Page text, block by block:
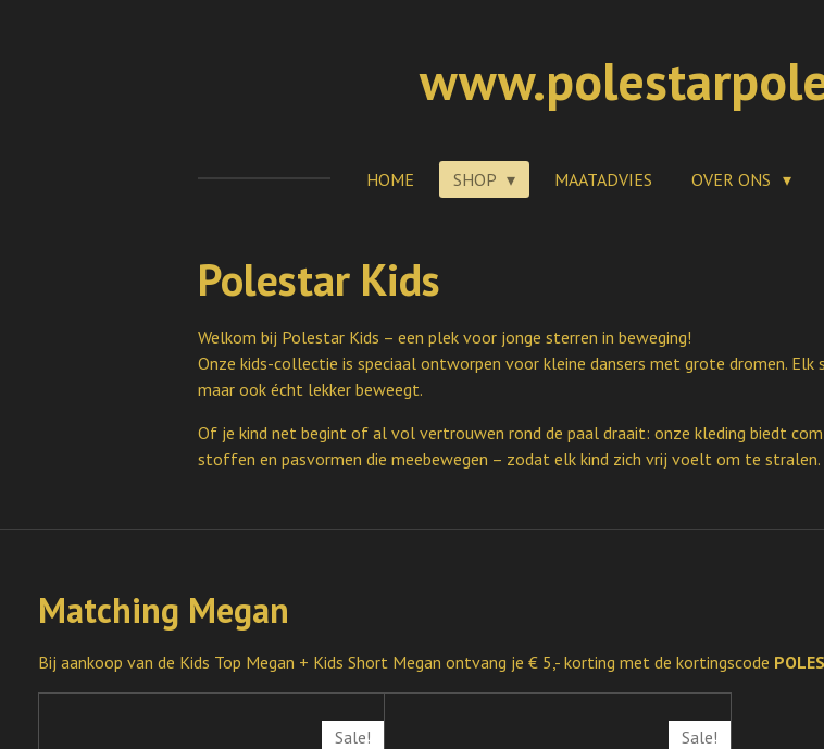
HOME SHOP MAATADVIES OVER ONS
Polestar Kids
Welkom bij Polestar Kids – een plek voor jonge sterren in beweging!
Onze kids-collectie is speciaal ontworpen voor kleine dansers met grote dromen.
maar ook écht lekker beweegt.
Of je kind net begint of al vol vertrouwen rond de paal draait: onze kleding biedt
stoffen en pasvormen die meebewegen – zodat elk kind zich vrij voelt om te stralen.
Matching Megan
Bij aankoop van de Kids Top Megan + Kids Short Megan ontvang je € 5,- korting met de kortingscode
Sale! Sale!